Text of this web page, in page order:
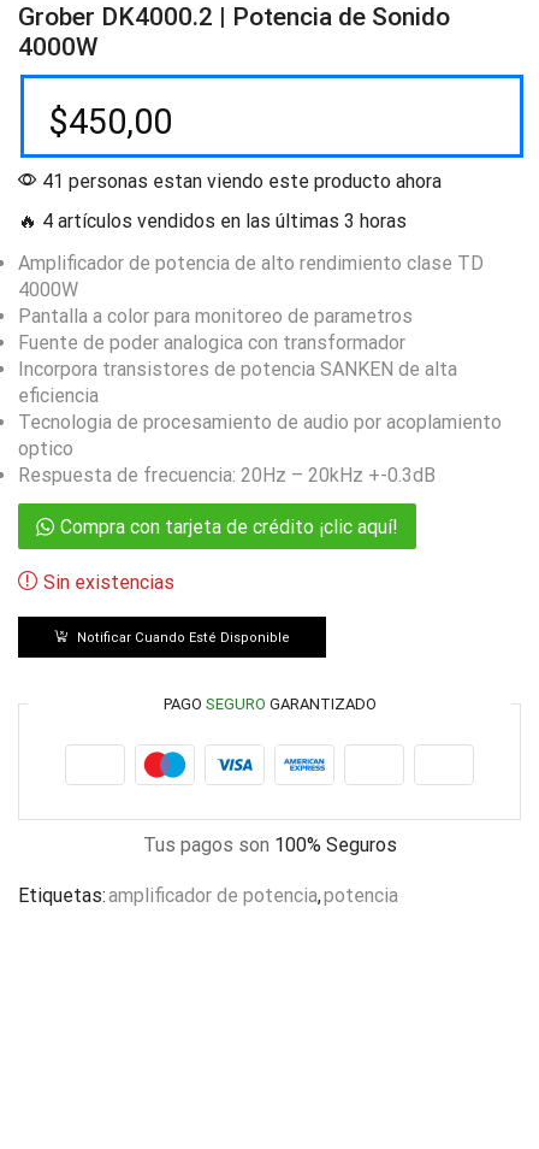
Grober DK4000.2 | Potencia de Sonido
4000W
$450,00
41 personas estan viendo este producto ahora
🔥 4 artículos vendidos en las últimas 3 horas
Amplificador de potencia de alto rendimiento clase TD
4000W
Pantalla a color para monitoreo de parametros
Fuente de poder analogica con transformador
Incorpora transistores de potencia SANKEN de alta
eficiencia
Tecnologia de procesamiento de audio por acoplamiento
optico
Respuesta de frecuencia: 20Hz – 20kHz +-0.3dB
Compra con tarjeta de crédito ¡clic aquí!
Sin existencias
Notificar Cuando Esté Disponible
PAGO SEGURO GARANTIZADO
Tus pagos son 100% Seguros
Etiquetas:amplificador de potencia,potencia